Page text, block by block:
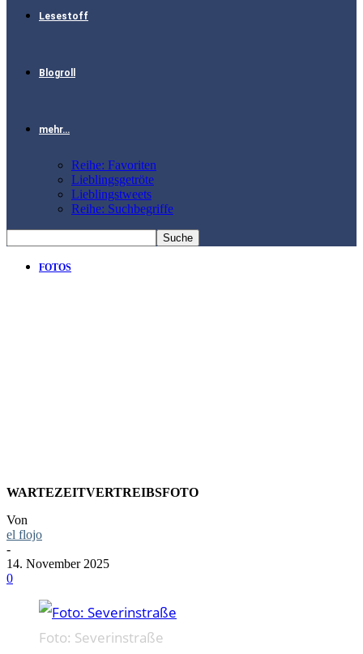
Lesestoff
Blogroll
mehr…
Reihe: Favoriten
Lieblingsgetröte
Lieblingstweets
Reihe: Suchbegriffe
FOTOS
WARTEZEITVERTREIBSFOTO
Von
el flojo
-
14. November 2025
0
Foto: Severinstraße